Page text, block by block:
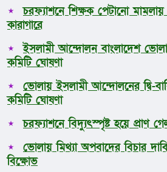
চরফ্যাশনে শিক্ষক পেটানো
কারাগারে
ইসলামী আন্দোলন বাংলাদেশ
কমিটি ঘোষণা
ভোলায় ইসলামী আন্দোলনের দ্বি-
কমিটি ঘোষণা
চরফ্যাশনে বিদ্যুৎস্পৃষ্ট হয়ে প্রাণ
ভোলায় মিথ্যা অপবাদের বিচার
বিক্ষোভ